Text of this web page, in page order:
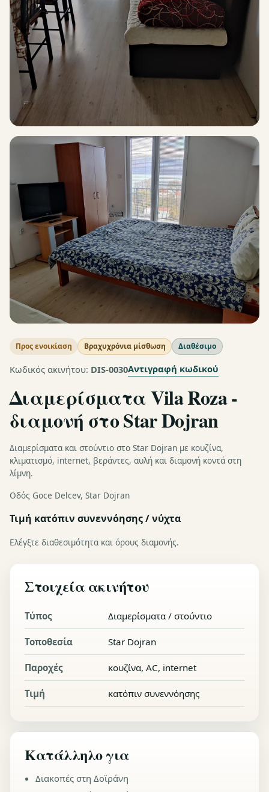
Προς ενοικίαση Βραχυχρόνια μίσθωση Διαθέσιμο
Κωδικός ακινήτου: DIS-0030Αντιγραφή κωδικού
Διαμερίσματα Vila Roza -
διαμονή στο Star Dojran
Διαμερίσματα και στούντιο στο Star Dojran με κουζίνα,
κλιματισμό, internet, βεράντες, αυλή και διαμονή κοντά στη
λίμνη.
Οδός Goce Delcev, Star Dojran
Τιμή κατόπιν συνεννόησης / νύχτα
Ελέγξτε διαθεσιμότητα και όρους διαμονής.
Στοιχεία ακινήτου
Τύπος Διαμερίσματα / στούντιο
Τοποθεσία Star Dojran
Παροχές κουζίνα, AC, internet
Τιμή κατόπιν συνεννόησης
Κατάλληλο για
Διακοπές στη Δοϊράνη